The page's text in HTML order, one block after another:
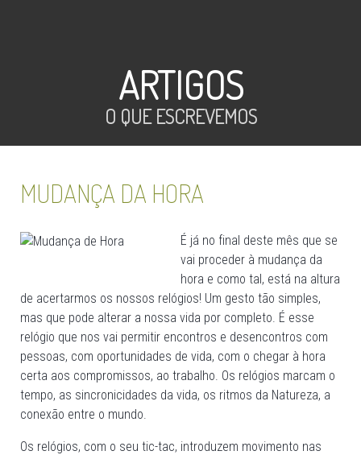
ARTIGOS
O QUE ESCREVEMOS
MUDANÇA DA HORA
É já no final deste mês que se
vai proceder à mudança da
hora e como tal, está na altura
de acertarmos os nossos relógios! Um gesto tão simples,
mas que pode alterar a nossa vida por completo. É esse
relógio que nos vai permitir encontros e desencontros com
pessoas, com oportunidades de vida, com o chegar à hora
certa aos compromissos, ao trabalho. Os relógios marcam o
tempo, as sincronicidades da vida, os ritmos da Natureza, a
conexão entre o mundo.
Os relógios, com o seu tic-tac, introduzem movimento nas